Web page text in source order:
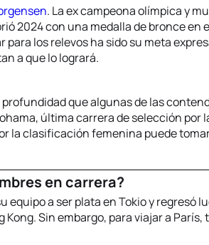
. La ex campeona olímpica y
2024 con una medalla de bronce en
para los relevos ha sido su meta
a que lo logrará.
profundidad que algunas de las
última carrera de selección por
la clasificación femenina puede
en carrera?
equipo a ser plata en Tokio y regresó
Sin embargo, para viajar a